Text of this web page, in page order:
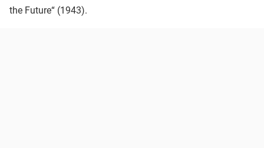
the Future“ (1943).